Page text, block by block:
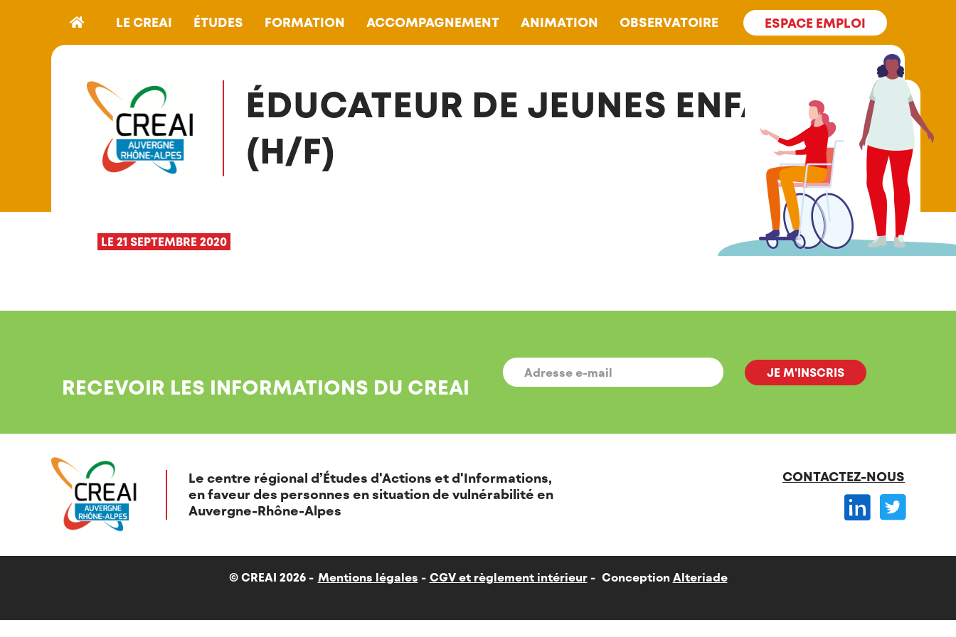
LE CREAI ÉTUDES FORMATION ACCOMPAGNEMENT ANIMATION OBSERVATOIRE ESPACE EMPLOI
ÉDUCATEUR DE JEUNES ENFANTS
(H/F)
LE 21 SEPTEMBRE 2020
RECEVOIR LES INFORMATIONS DU CREAI
E-
MAIL *
Le centre régional d’Études d'Actions et d'Informations,
en faveur des personnes en situation de vulnérabilité en
Auvergne-Rhône-Alpes
CONTACTEZ-NOUS
© CREAI 2026 - Mentions légales CGV et règlement intérieur Conception Alteriade